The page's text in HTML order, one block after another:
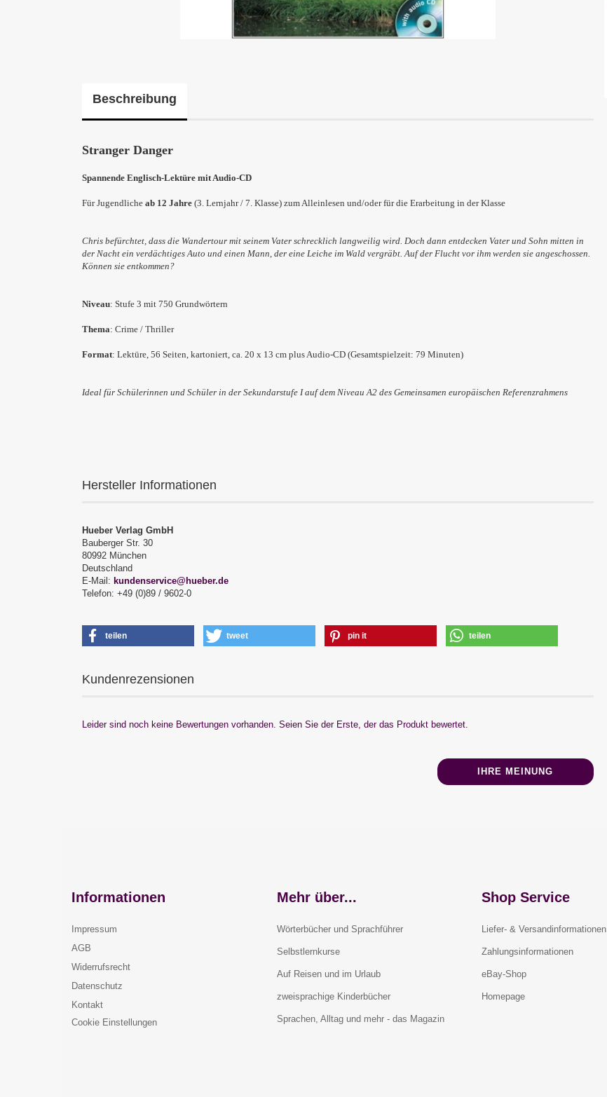
Beschreibung
Stranger Danger
Spannende Englisch-Lektüre mit Audio-CD
Für Jugendliche ab 12 Jahre (3. Lernjahr / 7. Klasse) zum Alleinlesen und/oder für die Erarbeitung in der Klasse
Chris befürchtet, dass die Wandertour mit seinem Vater schrecklich langweilig wird. Doch dann entdecken Vater und Sohn mitten in
der Nacht ein verdächtiges Auto und einen Mann, der eine Leiche im Wald vergräbt. Auf der Flucht vor ihm werden sie angeschossen.
Können sie entkommen?
Niveau: Stufe 3 mit 750 Grundwörtern
Thema: Crime / Thriller
Format: Lektüre, 56 Seiten, kartoniert, ca. 20 x 13 cm plus Audio-CD (Gesamtspielzeit: 79 Minuten)
Ideal für Schülerinnen und Schüler in der Sekundarstufe Iauf dem Niveau A2 des Gemeinsamen europäischen Referenzrahmens
Hersteller Informationen
Hueber Verlag GmbH
Bauberger Str. 30
80992 München
Deutschland
E-Mail: kundenservice@hueber.de
Telefon: +49 (0)89 / 9602-0
teilen tweet pin it teilen
Kundenrezensionen
Leider sind noch keine Bewertungen vorhanden. Seien Sie der Erste, der das Produkt bewertet.
IHRE MEINUNG
Informationen
Impressum
AGB
Widerrufsrecht
Datenschutz
Kontakt
Cookie Einstellungen
Mehr über...
Wörterbücher und Sprachführer
Selbstlernkurse
Auf Reisen und im Urlaub
zweisprachige Kinderbücher
Sprachen, Alltag und mehr - das Magazin
Shop Service
Liefer- & Versandinformationen
Zahlungsinformationen
eBay-Shop
Homepage